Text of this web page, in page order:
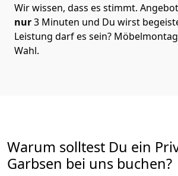
Wir wissen, dass es stimmt.
nur3 Minuten und Du wirst
Leistung darf es sein?
Wahl.
Warum solltest Du ein
Garbsen bei uns buchen?